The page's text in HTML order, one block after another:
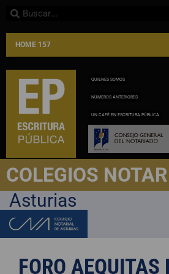
HOME 157
QUIENES SOMOS
NÚMEROS ANTERIORES
UN CAFÉ EN ESCRITURA PÚBLICA
COLEGIOS
Asturias
FORO AEQUITAS